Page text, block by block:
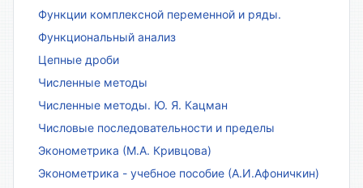
Функции комплексной переменной и ряды.
Функциональный анализ
Цепные дроби
Численные методы
Численные методы. Ю. Я. Кацман
Числовые последовательности и пределы
Эконометрика (М.А. Кривцова)
Эконометрика - учебное пособие (А.И.Афоничкин)